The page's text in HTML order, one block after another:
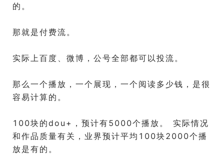
的。
那就是付费流。
实际上百度、微博，公号全部都可以投流。
那么一个播放，一个展现，一个阅读多少钱，是很
容易计算的。
100块的dou+，预计有5000个播放。 实际情况
和作品质量有关，业界预计平均100块2000个播
放是有的。